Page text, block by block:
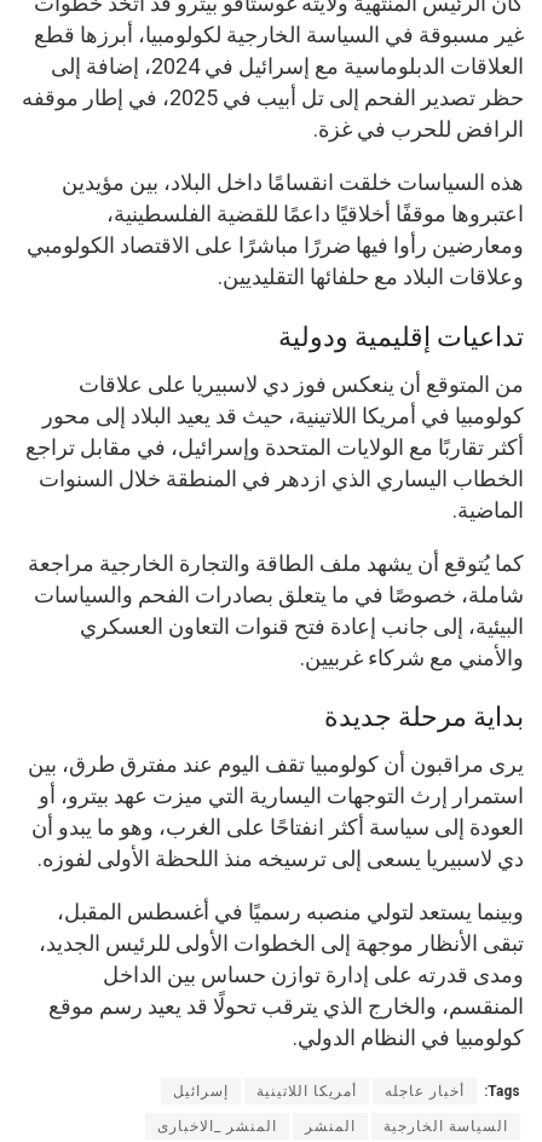
غير مسبوقة في السياسة الخارجية لكولومبيا، أبرزها قطع
العلاقات الدبلوماسية مع إسرائيل في 2024، إضافة إلى
حظر تصدير الفحم إلى تل أبيب في 2025، في إطار موقفه
الرافض للحرب في غزة.
هذه السياسات خلقت انقسامًا داخل البلاد، بين مؤيدين
اعتبروها موقفًا أخلاقيًا داعمًا للقضية الفلسطينية،
ومعارضين رأوا فيها ضررًا مباشرًا على الاقتصاد الكولومبي
وعلاقات البلاد مع حلفائها التقليديين.
تداعيات إقليمية ودولية
من المتوقع أن ينعكس فوز دي لاسبيريا على علاقات
كولومبيا في أمريكا اللاتينية، حيث قد يعيد البلاد إلى محور
أكثر تقاربًا مع الولايات المتحدة وإسرائيل، في مقابل تراجع
الخطاب اليساري الذي ازدهر في المنطقة خلال السنوات
الماضية.
كما يُتوقع أن يشهد ملف الطاقة والتجارة الخارجية مراجعة
شاملة، خصوصًا في ما يتعلق بصادرات الفحم والسياسات
البيئية، إلى جانب إعادة فتح قنوات التعاون العسكري
والأمني مع شركاء غربيين.
بداية مرحلة جديدة
يرى مراقبون أن كولومبيا تقف اليوم عند مفترق طرق، بين
استمرار إرث التوجهات اليسارية التي ميزت عهد بيترو، أو
العودة إلى سياسة أكثر انفتاحًا على الغرب، وهو ما يبدو أن
دي لاسبيريا يسعى إلى ترسيخه منذ اللحظة الأولى لفوزه.
وبينما يستعد لتولي منصبه رسميًا في أغسطس المقبل،
تبقى الأنظار موجهة إلى الخطوات الأولى للرئيس الجديد،
ومدى قدرته على إدارة توازن حساس بين الداخل
المنقسم، والخارج الذي يترقب تحولًا قد يعيد رسم موقع
كولومبيا في النظام الدولي.
Tags: أخبار عاجله أمريكا اللاتينية إسرائيل
السياسة الخارجية المنشر المنشر _الاخبارى